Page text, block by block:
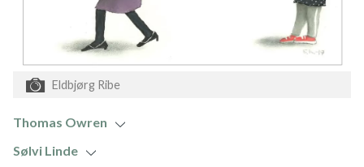
Eldbjørg Ribe
Thomas Owren
Sølvi Linde